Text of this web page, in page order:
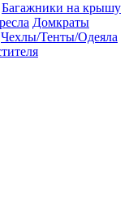
Багажники на крышу
Домкраты
Чехлы/Тенты/Одеяла